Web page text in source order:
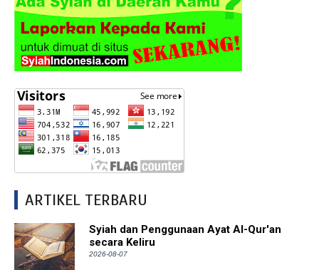
ARTIKEL TERBARU
Syiah dan Penggunaan Ayat Al-Qur'an
secara Keliru
2026-08-07